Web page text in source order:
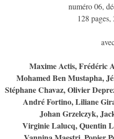
numéro 06,
128 pages,
Maxime Actis, Frédéric
Mohamed Ben Mustapha,
Stéphane Chavaz, Olivier
André Fortino, Liliane
Johan Grzelczyk,
Virginie Lalucq, Quentin